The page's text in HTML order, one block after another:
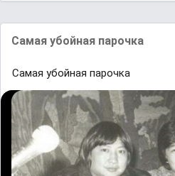
Самая убойная парочка
Самая убойная парочка